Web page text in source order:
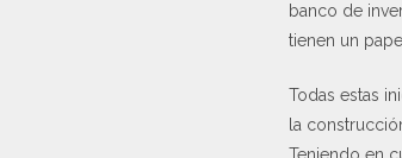
banco de
tienen un
Todas estas
la